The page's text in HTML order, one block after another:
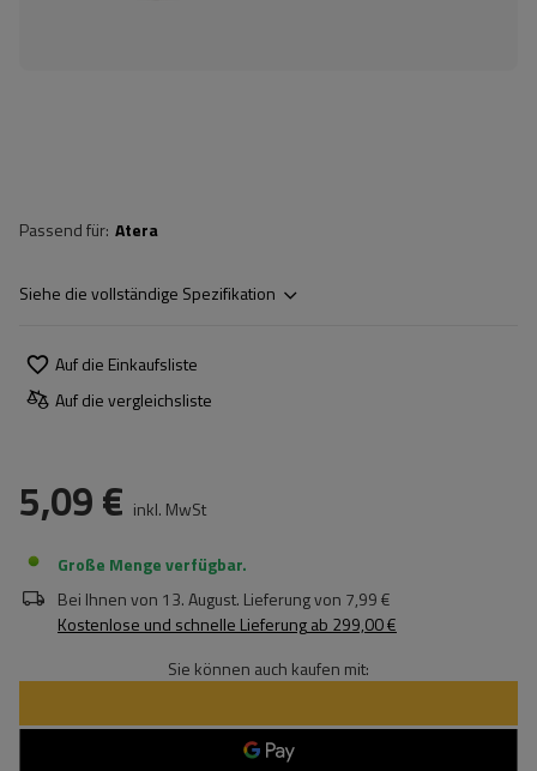
Passend für Atera
Siehe die vollständige Spezifikation
Auf die Einkaufsliste
Auf die vergleichsliste
5,09 € inkl. MwSt
Große Menge verfügbar
Bei Ihnen von 13. August. Lieferung von 7,99 €
Kostenlose und schnelle Lieferungab 299,00 €
Sie können auch kaufen mit: